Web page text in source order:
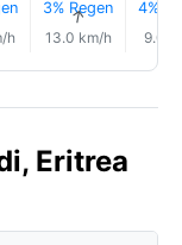
h
3% Regen
↑
13.0 km/h
4%
9.0
Eritrea